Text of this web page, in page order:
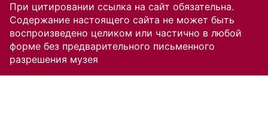
При цитировании ссылка на сайт обязательна.
Содержание настоящего сайта не может быть
воспроизведено целиком или частично в любой
форме без предварительного письменного
разрешения музея